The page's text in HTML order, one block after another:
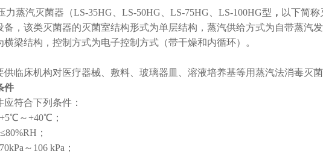
力蒸汽灭菌器（LS-35HG、LS-50HG、LS-75HG、LS-100HG型 ， 以下简
备，该类灭菌器的灭菌室结构形式为单层结构，蒸汽供给方式为自带蒸汽
横梁结构，控制方式为电子控制方式（带干燥和内循环）。
供临床机构对医疗器械、敷料、玻璃器皿、溶液培养基等用蒸汽法消毒灭菌
件
符合下列条件：
～+40℃；
；
～106 kPa；